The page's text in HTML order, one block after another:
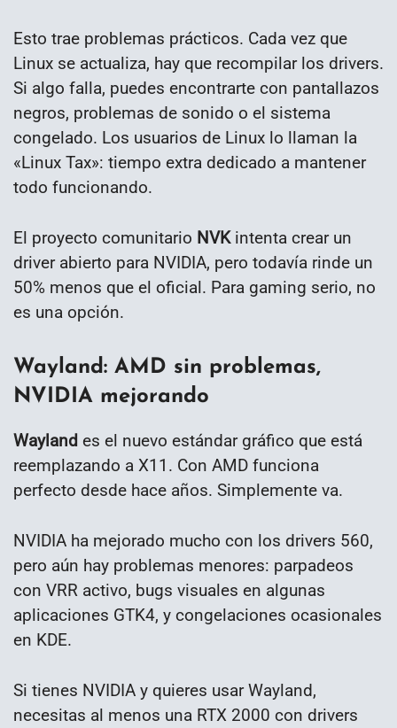
Esto trae problemas prácticos. Cada vez que
Linux se actualiza, hay que recompilar los drivers.
Si algo falla, puedes encontrarte con pantallazos
negros, problemas de sonido o el sistema
congelado. Los usuarios de Linux lo llaman la
«Linux Tax»: tiempo extra dedicado a mantener
todo funcionando.
El proyecto comunitario NVKintenta crear un
driver abierto para NVIDIA, pero todavía rinde un
50% menos que el oficial. Para gaming serio, no
es una opción.
Wayland: AMD sin problemas,
NVIDIA mejorando
Wayland es el nuevo estándar gráfico que está
reemplazando a X11. Con AMD funciona
perfecto desde hace años. Simplemente va.
NVIDIA ha mejorado mucho con los drivers 560,
pero aún hay problemas menores: parpadeos
con VRR activo, bugs visuales en algunas
aplicaciones GTK4, y congelaciones ocasionales
en KDE.
Si tienes NVIDIA y quieres usar Wayland,
necesitas al menos una RTX 2000 con drivers